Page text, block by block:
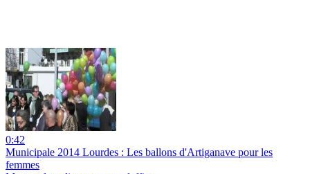
0:42
Municipale 2014 Lourdes : Les ballons d'Artiganave pour les
femmes